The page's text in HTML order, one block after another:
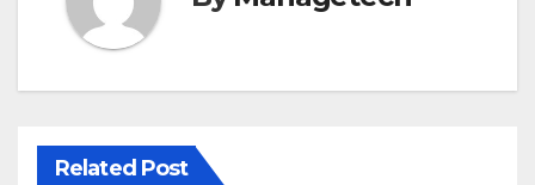
ン
Related Post